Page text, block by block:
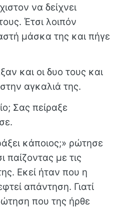
να δείχνει
Έτσι λοιπόν
μάσκα της και πήγε
και οι δυο τους και
αγκαλιά της.
Σας πείραξε
κάποιος;» ρώτησε
παίζοντας με τις
Εκεί ήταν που η
απάντηση. Γιατί
που της ήρθε